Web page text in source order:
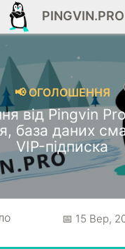
PINGVIN.PRO
📢 ОГОЛОШЕННЯ
від Pingvin
база даних
VIP-підписка
📅 15 Вер,